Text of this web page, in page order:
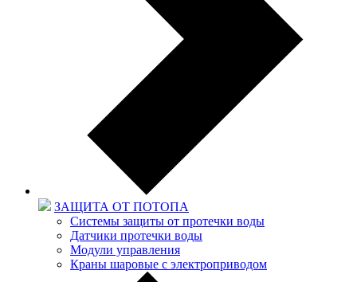
ЗАЩИТА ОТ ПОТОПА
Системы защиты от протечки воды
Датчики протечки воды
Модули управления
Краны шаровые с электроприводом